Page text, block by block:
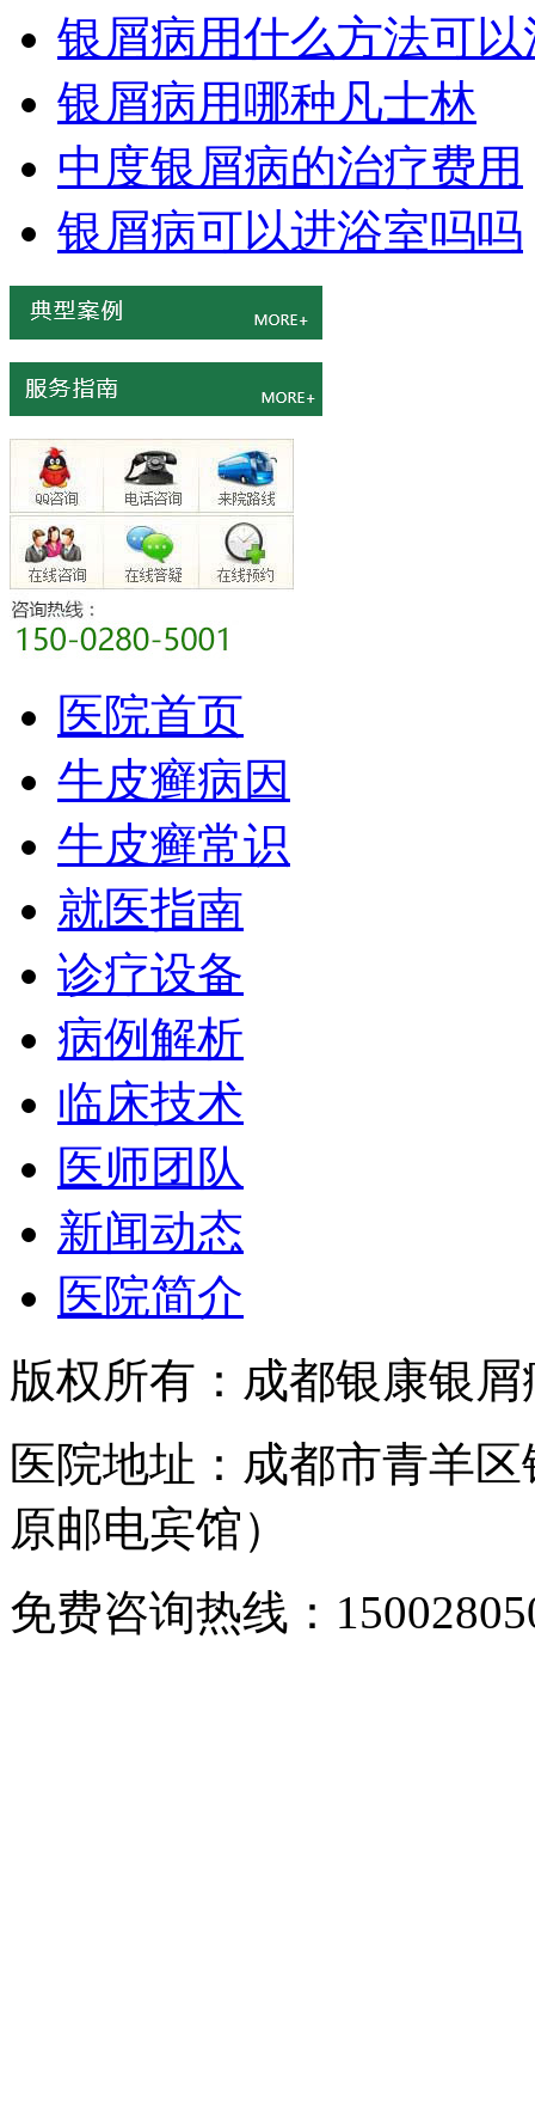
银屑病用什么方法可以
银屑病用哪种凡士林
中度银屑病的治疗费用
银屑病可以进浴室吗吗
医院首页
牛皮癣病因
牛皮癣常识
就医指南
诊疗设备
病例解析
临床技术
医师团队
新闻动态
医院简介
版权所有：成都银康银
医院地址：成都市青羊
原邮电宾馆）
免费咨询热线：